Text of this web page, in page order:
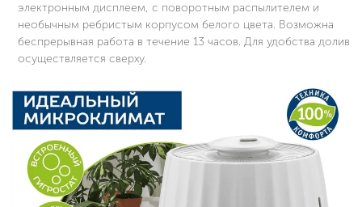
электронным дисплеем, с поворотным распылителем и
необычным ребристым корпусом белого цвета. Возможна
беспрерывная работа в течение 13 часов. Для удобства долив
осуществляется сверху.